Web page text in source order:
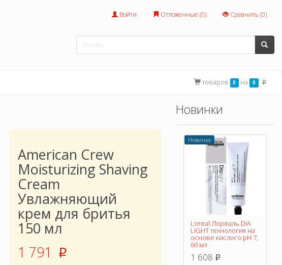
Войти Отложенные (0) Сравнить (0)
товаров 0 на 0 p
American Crew
Moisturizing Shaving
Cream
Увлажняющий
крем для бритья
150 мл
1 791
p
Новинки
Новинка
Loreal Лореаль DIA
LIGHT технология на
основе кислого pH 7,
60 мл
1 608 p